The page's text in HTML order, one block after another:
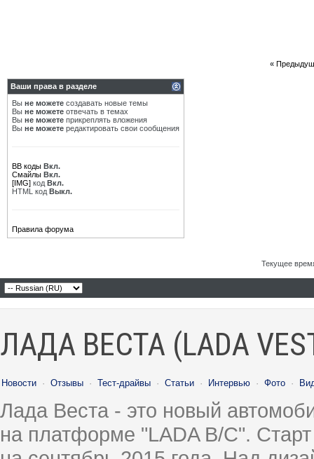
«
Ваши права в разделе
Вы не можете создавать новые темы
Вы не можете отвечать в темах
Вы не можете прикреплять вложения
Вы не можете редактировать свои сообщения
BB коды Вкл.
Смайлы Вкл.
[IMG] код Вкл.
HTML код Выкл.
Правила форума
Текущее
ЛАДА ВЕСТА (LADA
Новости · Отзывы · Тест-драйвы · Статьи · Интервью · Фото ·
Лада Веста - это новый
на платформе "LADA B/C".